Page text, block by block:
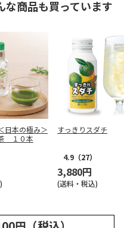
な商品も買っています
日本の極み＞
１０本
すっきりスダチ
4.9 （27）
3,880円
(送料・税込)